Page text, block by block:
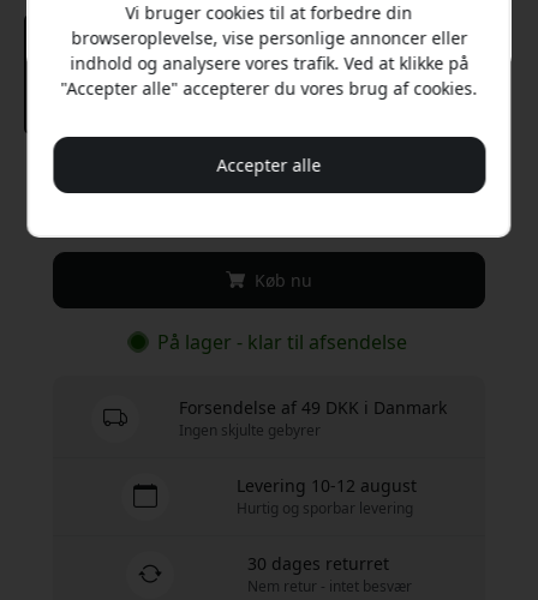
Anbefalet pris
Køb nu
På lager - klar til afsendelse
Forsendelse af 49 DKK i Danmark
Ingen skjulte gebyrer
Levering 10-12 august
Hurtig og sporbar levering
30 dages returret
Nem retur - intet besvær
Vi bruger cookies til at forbedre din
browseroplevelse, vise personlige annoncer eller
indhold og analysere vores trafik. Ved at klikke på
"Accepter alle" accepterer du vores brug af cookies.
Accepter alle